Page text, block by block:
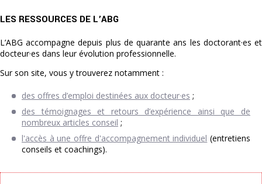
LES RESSOURCES DE L’ABG
L’ABG accompagne depuis plus de quarante ans les doctorant·es et
docteur·es dans leur évolution professionnelle.
Sur son site, vous y trouverez notamment :
des offres d’emploi destinées aux docteur·es ;
des témoignages et retours d’expérience ainsi que de
nombreux articles conseil ;
l'accès à une offre d'accompagnement individuel (entretiens
conseils et coachings).